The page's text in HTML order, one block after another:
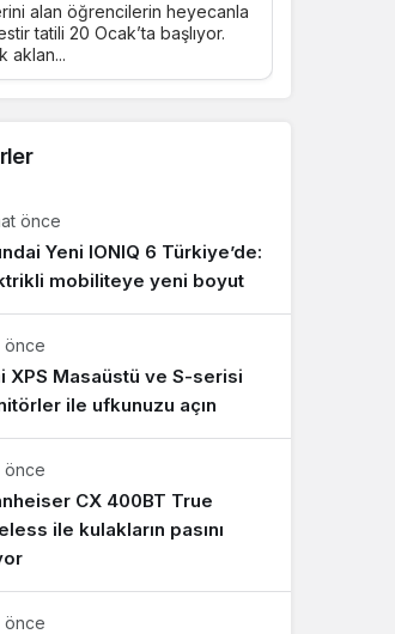
Sistem Modu
Sistem modunu seçin.
alan öğrencilerin heyecanla
tatili 20 Ocak’ta başlıyor.
aklan...
önce
Yeni IONIQ 6 Türkiye’de:
mobiliteye yeni boyut
önce
XPS Masaüstü ve S-serisi
ile ufkunuzu açın
önce
CX 400BT True
ile kulakların pasını
önce